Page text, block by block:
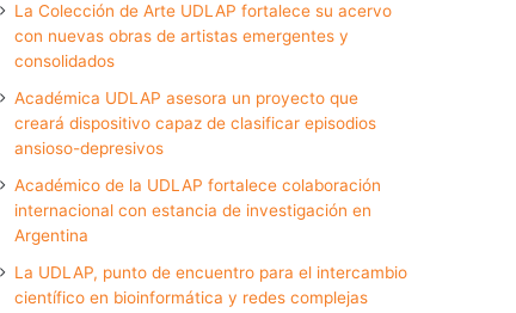
La Colección de Arte UDLAP fortalece su acervo
con nuevas obras de artistas emergentes y
consolidados
Académica UDLAP asesora un proyecto que
creará dispositivo capaz de clasificar episodios
ansioso-depresivos
Académico de la UDLAP fortalece colaboración
internacional con estancia de investigación en
Argentina
La UDLAP, punto de encuentro para el intercambio
científico en bioinformática y redes complejas